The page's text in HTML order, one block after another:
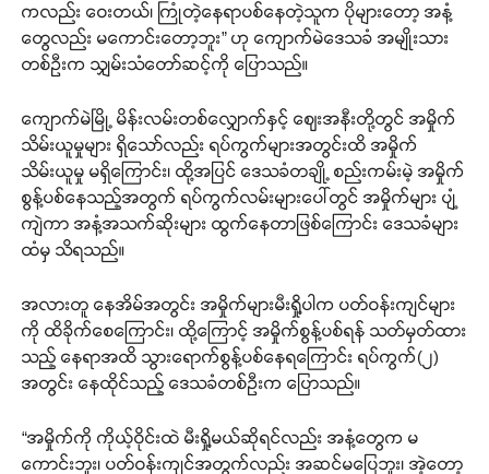
ကလည်း ဝေးတယ်၊ ကြုံတဲ့နေရာပစ်နေတဲ့သူက ပိုများတော့ အနံ့
တွေလည်း မကောင်းတော့ဘူး” ဟု ကျောက်မဲဒေသခံ အမျိုးသား
တစ်ဦးက သျှမ်းသံတော်ဆင့်ကို ပြောသည်။
ကျောက်မဲမြို့ မိန်းလမ်းတစ်လျှောက်နှင့် ဈေးအနီးတို့တွင် အမှိုက်
သိမ်းယူမှုများ ရှိသော်လည်း ရပ်ကွက်များအတွင်းထိ အမှိုက်
သိမ်းယူမှု မရှိကြောင်း၊ ထို့အပြင် ဒေသခံတချို့ စည်းကမ်းမဲ့ အမှိုက်
စွန့်ပစ်နေသည့်အတွက် ရပ်ကွက်လမ်းများပေါ်တွင် အမှိုက်များ ပျံ့
ကျဲကာ အနံ့အသက်ဆိုးများ ထွက်နေတာဖြစ်ကြောင်း ဒေသခံများ
ထံမှ သိရသည်။
အလားတူ နေအိမ်အတွင်း အမှိုက်များမီးရှို့ပါက ပတ်ဝန်းကျင်များ
ကို ထိခိုက်စေကြောင်း၊ ထို့ကြောင့် အမှိုက်စွန့်ပစ်ရန် သတ်မှတ်ထား
သည့် နေရာအထိ သွားရောက်စွန့်ပစ်နေရကြောင်း ရပ်ကွက်(၂)
အတွင်း နေထိုင်သည့် ဒေသခံတစ်ဦးက ပြောသည်။
“အမှိုက်ကို ကိုယ့်ဝိုင်းထဲ မီးရှို့မယ်ဆိုရင်လည်း အနံ့တွေက မ
ကောင်းဘူး၊ ပတ်ဝန်းကျင်အတွက်လည်း အဆင်မပြေဘူး၊ အဲ့တော့